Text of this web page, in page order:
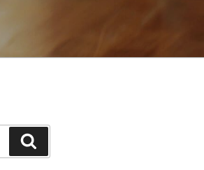
尋